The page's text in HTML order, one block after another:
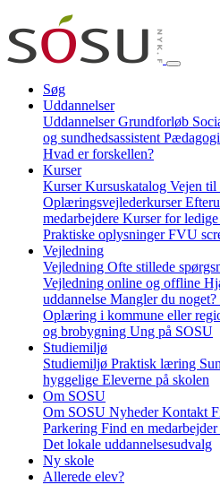
Søg
Uddannelser
UddannelserGrundforløb
og sundhedsassistent
Hvad er forskellen?
Kurser
KurserKursuskatalog Vejen til
Oplæringsvejlederkurser
medarbejdere Kurser for ledige
Praktiske oplysningerFVU
Vejledning
Vejledning Ofte stillede
Vejledning online og offline
uddannelse Mangler du noget?
Oplæring i kommune eller
og brobygning Ung på SOSU
Studiemiljø
Studiemiljø Praktisk læring
hyggelige Eleverne på skolen
Om SOSU
Om SOSU NyhederKontakt
Parkering Find en medarbejder
Det lokale uddannelsesudvalg
Ny skole
Allerede elev?